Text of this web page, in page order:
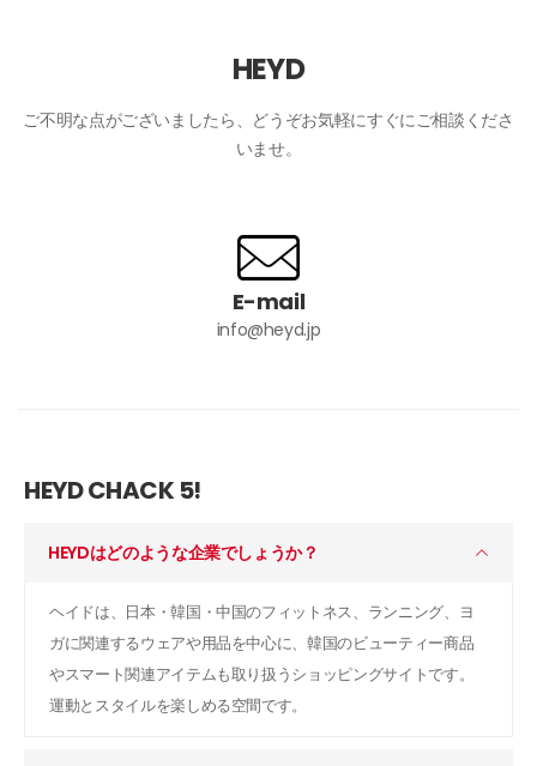
HEYD
ご不明な点がございましたら、どうぞお気軽にすぐにご相談くださ
いませ。
E-mail
info@heyd.jp
HEYD CHACK 5!
HEYDはどのような企業でしょうか？
ヘイドは、日本・韓国・中国のフィットネス、ランニング、ヨ
ガに関連するウェアや用品を中心に、韓国のビューティー商品
やスマート関連アイテムも取り扱うショッピングサイトです。
運動とスタイルを楽しめる空間です。